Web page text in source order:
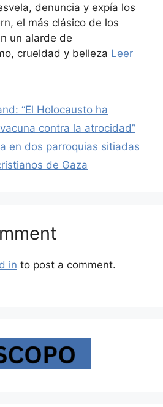
denuncia y expía los
el más clásico de los
un alarde de
crueldad y belleza Leer
“El Holocausto ha
contra la atrocidad”
en dos parroquias sitiadas
de Gaza
in to post a comment.